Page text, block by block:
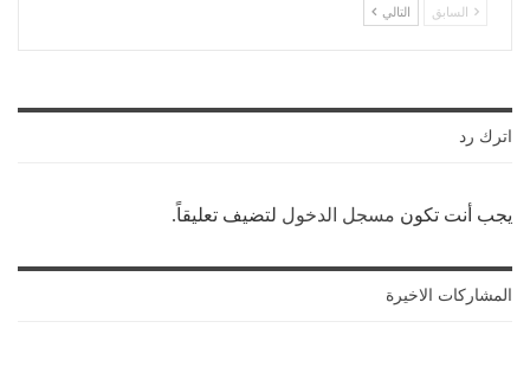
السابق التالي
اترك رد
يجب أنت تكون مسجل الدخول لتضيف تعليقاً.
المشاركات الاخيرة